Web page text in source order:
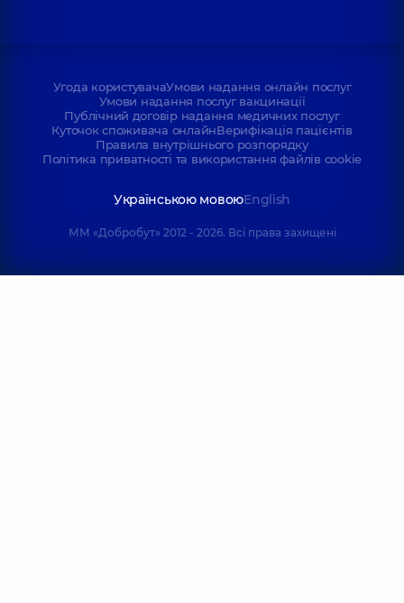
Угода користувачаУмови надання онлайн послуг
Умови надання послуг вакцинації
Публічний договір надання медичних послуг
Куточок споживача онлайнВерифікація пацієнтів
Правила внутрішнього розпорядку
Політика приватності та використання файлів cookie
Українською мовоюEnglish
ММ «Добробут» 2012 - 2026. Всі права захищені